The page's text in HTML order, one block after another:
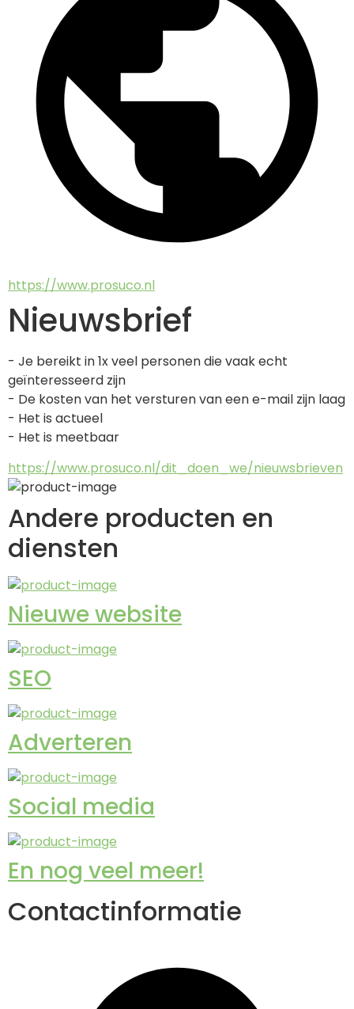
https://www.prosuco.nl
Nieuwsbrief
- Je bereikt in 1x veel personen die vaak echt
geïnteresseerd zijn
- De kosten van het versturen van een e-mail zijn laag
- Het is actueel
- Het is meetbaar
https://www.prosuco.nl/dit_doen_we/nieuwsbrieven
Andere producten en
diensten
Nieuwe website
SEO
Adverteren
Social media
En nog veel meer!
Contactinformatie